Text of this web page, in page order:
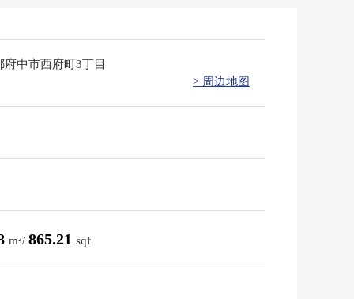
府中市西府町3丁目
> 周边地图
m²/ 865.21 sqf